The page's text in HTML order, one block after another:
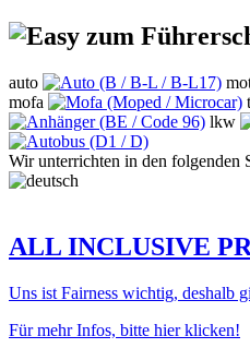
auto
mofa
lkw
Wir unterrichten in den folgenden
ALL INCLUSIVE
Uns ist Fairness wichtig, deshalb
Für mehr Infos, bitte hier klicken!